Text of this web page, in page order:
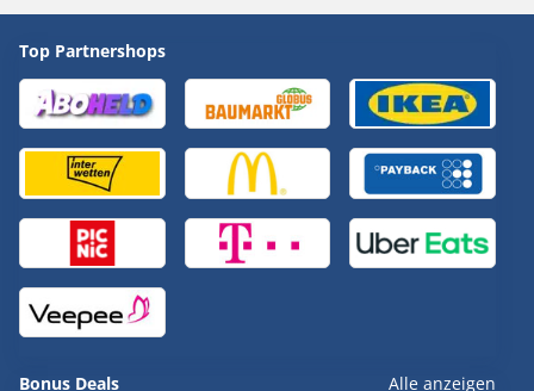
Top Partnershops
Bonus Deals Alle anzeigen